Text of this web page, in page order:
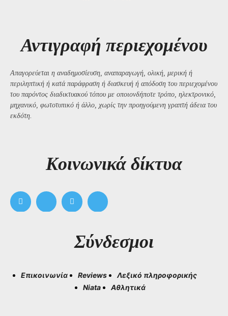
Αντιγραφή περιεχομένου
Απαγορεύεται η αναδημοσίευση, αναπαραγωγή, ολική, μερική ή
περιληπτική ή κατά παράφραση ή διασκευή ή απόδοση του περιεχομένου
του παρόντος διαδικτυακού τόπου με οποιονδήποτε τρόπο, ηλεκτρονικό,
μηχανικό, φωτοτυπικό ή άλλο, χωρίς την προηγούμενη γραπτή άδεια του
εκδότη.
Kοινωνικά δίκτυα
Σύνδεσμοι
Επικοινωνία Reviews
Λεξικό πληροφορικής
Niata
Αθλητικά